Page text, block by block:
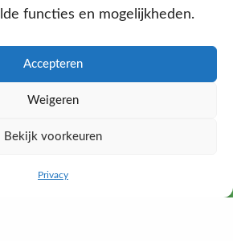
functies en mogelijkheden.
Accepteren
Weigeren
Bekijk voorkeuren
Privacy
WE ZIJN ONLINE